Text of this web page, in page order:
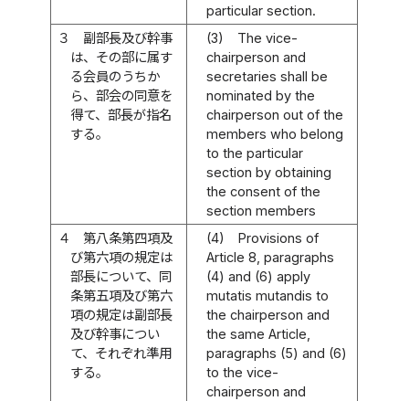
particular section.
３
副部長及び幹事
は、その部に属す
る会員のうちか
ら、部会の同意を
得て、部長が指名
する。
(3)
The vice-
chairperson and
secretaries shall be
nominated by the
chairperson out of the
members who belong
to the particular
section by obtaining
the consent of the
section members
４
第八条第四項及
び第六項の規定は
部長について、同
条第五項及び第六
項の規定は副部長
及び幹事につい
て、それぞれ準用
する。
(4)
Provisions of
Article 8, paragraphs
(4) and (6) apply
mutatis mutandis to
the chairperson and
the same Article,
paragraphs (5) and (6)
to the vice-
chairperson and